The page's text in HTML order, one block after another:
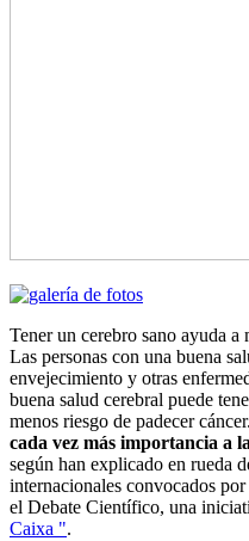
Tener un cerebro sano ayuda a
Las personas con una buena
envejecimiento y otras
buena salud cerebral puede
menos riesgo de padecer
cada vez más importancia a
según han explicado en rueda
internacionales convocados por
el Debate Científico, una
Caixa ".